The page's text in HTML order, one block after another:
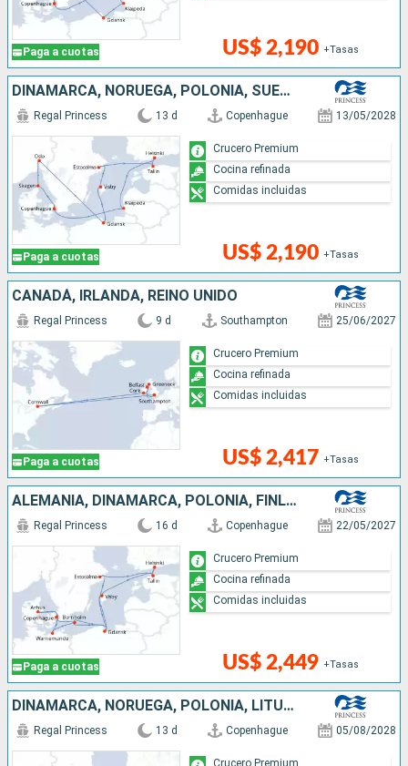
Paga a cuotas US$ 2,190 +Tasas
DINAMARCA, NORUEGA, POLONIA, SUECIA, ESTONIA, FINLANDIA, LITUANIA
Paga a cuotas
Regal Princess 13 d Copenhague 13/05/2028
US$ 2,190 +Tasas
Crucero Premium
Cocina refinada
Comidas incluidas
CANADÁ, IRLANDA, REINO UNIDO
Paga a cuotas
Regal Princess 9 d Southampton 25/06/2027
US$ 2,417 +Tasas
Crucero Premium
Cocina refinada
Comidas incluidas
ALEMANIA, DINAMARCA, POLONIA, FINLANDIA, ESTONIA, SUECIA
Paga a cuotas
Regal Princess 16 d Copenhague 22/05/2027
US$ 2,449 +Tasas
Crucero Premium
Cocina refinada
Comidas incluidas
DINAMARCA, NORUEGA, POLONIA, LITUANIA, FINLANDIA, ESTONIA, SUECIA
Regal Princess 13 d Copenhague 05/08/2028
Crucero Premium